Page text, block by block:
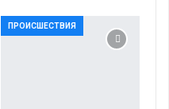
ПРОИСШЕСТВИЯ